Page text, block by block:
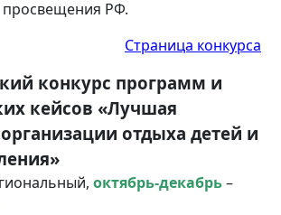
РФ.
Страница конкурса
конкурс программ и
кейсов «Лучшая
отдыха детей и
октябрь-декабрь–